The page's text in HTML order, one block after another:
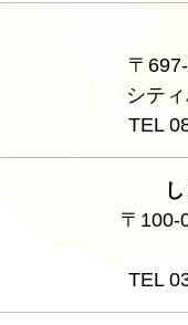
〒
シテ
TEL
〒100-
TEL